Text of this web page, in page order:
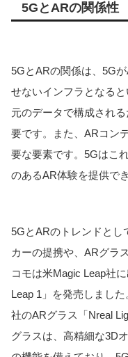
5GとARの関係性
5GとARの関係は、5G
せないインフラとなる
元のデータで構成され
要です。また、ARコン
要な要素です。5Gはこ
のあるAR体験を提供で
5GとARのトレンドとし
カーの提携や、ARグラ
コモは米Magic Leap社
Leap 1」を発売しまし
社のARグラス「Nreal
グラスは、高精細な3D